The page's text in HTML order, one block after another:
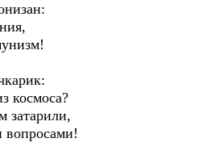
космоса?
затарили,